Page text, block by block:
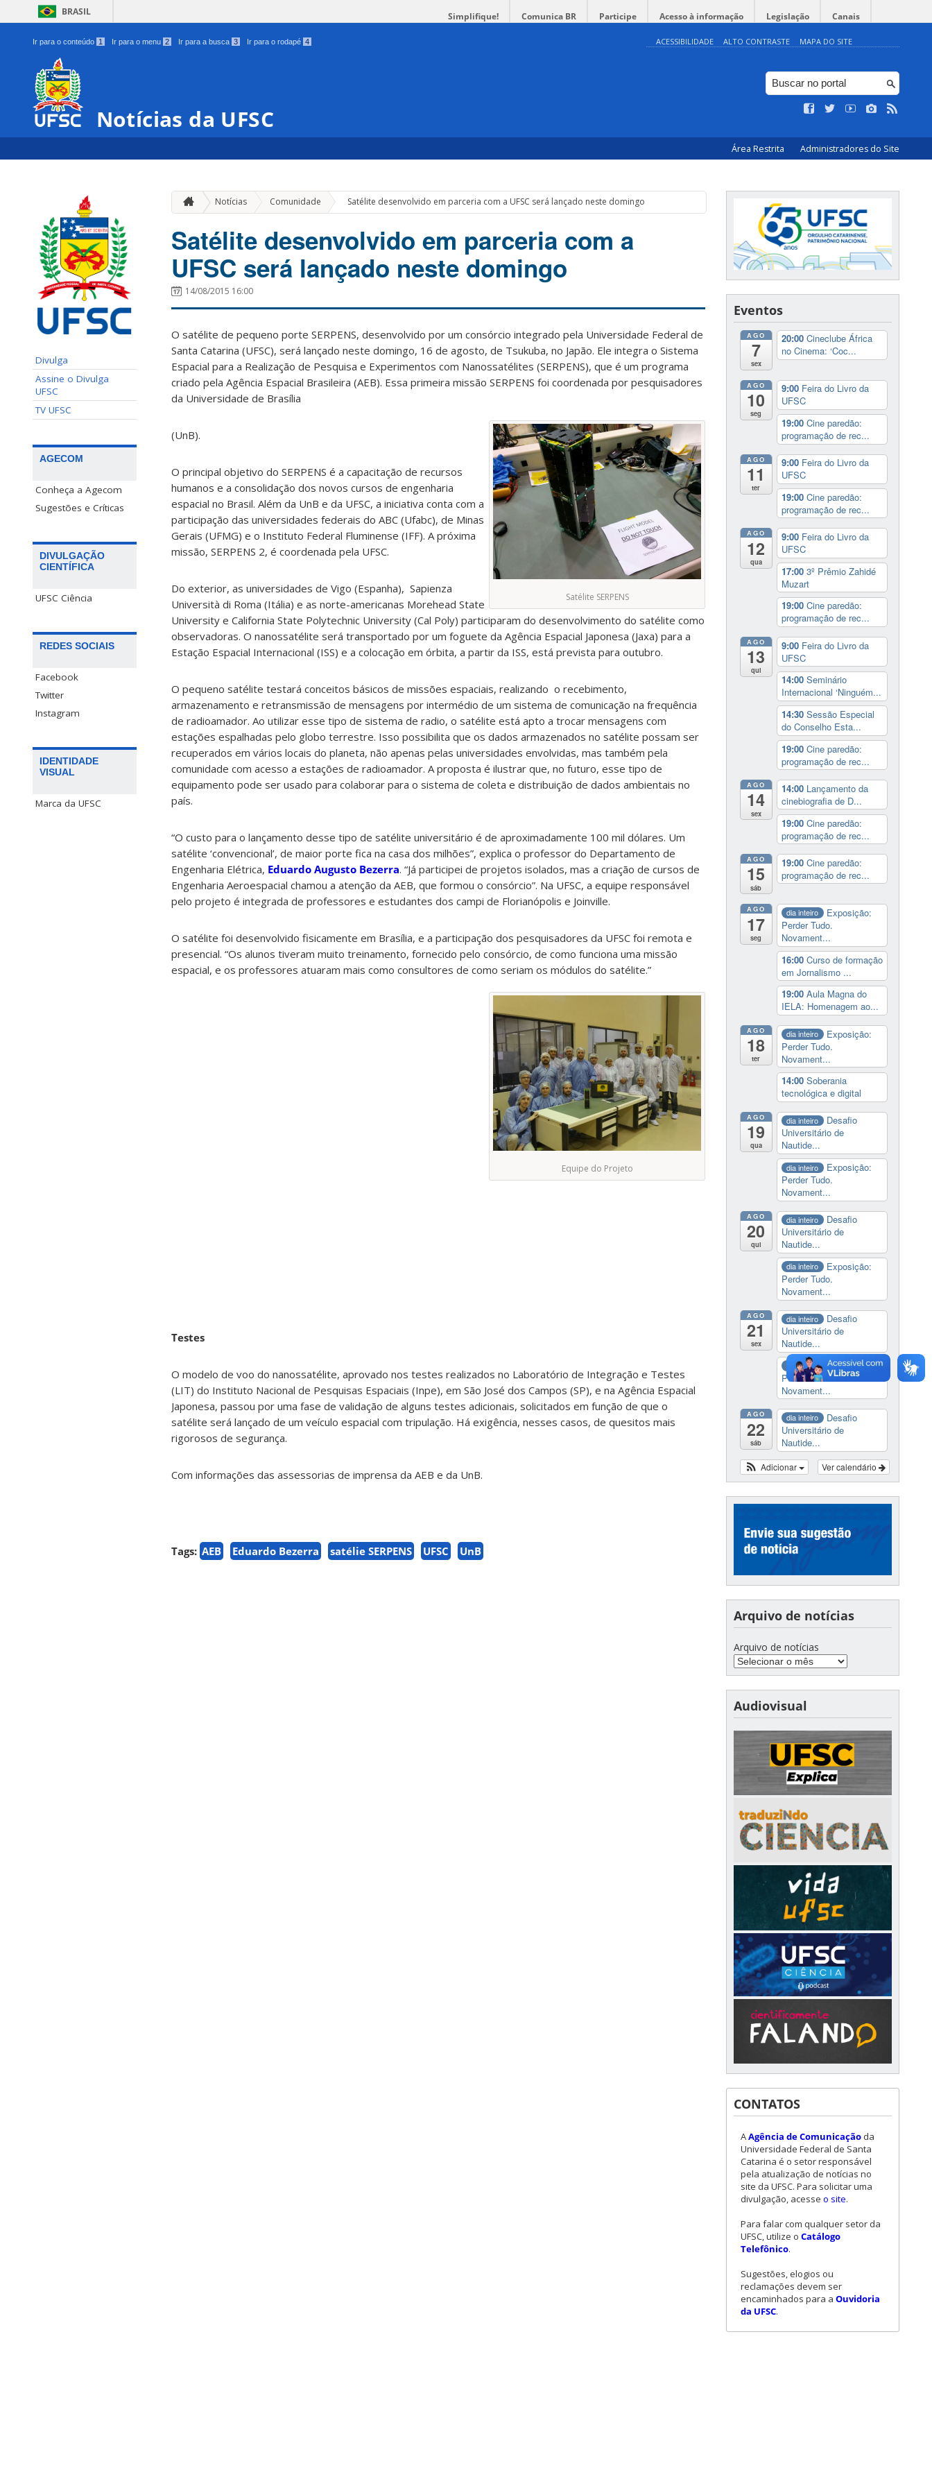
BRASIL Simplifique! Comunica BR Participe Acesso à informação Legislação Canais
Ir para o conteúdo 1 Ir para o menu 2 Ir para a busca 3 Ir para o rodapé 4 ACESSIBILIDADE ALTO CONTRASTE MAPA DO SITE
Notícias da UFSC
Área Restrita Administradores do Site
Divulga
Assine o Divulga
UFSC
TV UFSC
AGECOM
Conheça a Agecom
Sugestões e Críticas
DIVULGAÇÃO
CIENTÍFICA
UFSC Ciência
REDES SOCIAIS
Facebook
Twitter
Instagram
IDENTIDADE
VISUAL
Marca da UFSC
Notícias Comunidade » Satélite desenvolvido em parceria com a UFSC será lançado neste domingo
Satélite desenvolvido em parceria com a
UFSC será lançado neste domingo
14/08/2015 16:00
O satélite de pequeno porte SERPENS, desenvolvido por um consórcio integrado pela Universidade Federal de
Santa Catarina (UFSC), será lançado neste domingo, 16 de agosto, de Tsukuba, no Japão. Ele integra o Sistema
Espacial para a Realização de Pesquisa e Experimentos com Nanossatélites (SERPENS), que é um programa
criado pela Agência Espacial Brasileira (AEB). Essa primeira missão SERPENS foi coordenada por pesquisadores
da Universidade de Brasília
Satélite SERPENS
(UnB).
O principal objetivo do SERPENS é a capacitação de recursos
humanos e a consolidação dos novos cursos de engenharia
espacial no Brasil. Além da UnB e da UFSC, a iniciativa conta com a
participação das universidades federais do ABC (Ufabc), de Minas
Gerais (UFMG) e o Instituto Federal Fluminense (IFF). A próxima
missão, SERPENS 2, é coordenada pela UFSC.
Do exterior, as universidades de Vigo (Espanha), Sapienza
Università di Roma (Itália) e as norte-americanas Morehead State
University e California State Polytechnic University (Cal Poly) participaram do desenvolvimento do satélite como
observadoras. O nanossatélite será transportado por um foguete da Agência Espacial Japonesa (Jaxa) para a
Estação Espacial Internacional (ISS) e a colocação em órbita, a partir da ISS, está prevista para outubro.
O pequeno satélite testará conceitos básicos de missões espaciais, realizando o recebimento,
armazenamento e retransmissão de mensagens por intermédio de um sistema de comunicação na frequência
de radioamador. Ao utilizar esse tipo de sistema de radio, o satélite está apto a trocar mensagens com
estações espalhadas pelo globo terrestre. Isso possibilita que os dados armazenados no satélite possam ser
recuperados em vários locais do planeta, não apenas pelas universidades envolvidas, mas também pela
comunidade com acesso a estações de radioamador. A proposta é ilustrar que, no futuro, esse tipo de
equipamento pode ser usado para colaborar para o sistema de coleta e distribuição de dados ambientais no
país.
“O custo para o lançamento desse tipo de satélite universitário é de aproximadamente 100 mil dólares. Um
satélite ‘convencional’, de maior porte fica na casa dos milhões”, explica o professor do Departamento de
Engenharia Elétrica, Eduardo Augusto Bezerra. “Já participei de projetos isolados, mas a criação de cursos de
Engenharia Aeroespacial chamou a atenção da AEB, que formou o consórcio”. Na UFSC, a equipe responsável
pelo projeto é integrada de professores e estudantes dos campi de Florianópolis e Joinville.
O satélite foi desenvolvido fisicamente em Brasília, e a participação dos pesquisadores da UFSC foi remota e
presencial. “Os alunos tiveram muito treinamento, fornecido pelo consórcio, de como funciona uma missão
espacial, e os professores atuaram mais como consultores de como seriam os módulos do satélite.”
Equipe do Projeto
Testes
O modelo de voo do nanossatélite, aprovado nos testes realizados no Laboratório de Integração e Testes
(LIT) do Instituto Nacional de Pesquisas Espaciais (Inpe), em São José dos Campos (SP), e na Agência Espacial
Japonesa, passou por uma fase de validação de alguns testes adicionais, solicitados em função de que o
satélite será lançado de um veículo espacial com tripulação. Há exigência, nesses casos, de quesitos mais
rigorosos de segurança.
Com informações das assessorias de imprensa da AEB e da UnB.
Tags: AEB Eduardo Bezerra satélie SERPENS UFSC UnB
Eventos
AGO
7
sex
20:00 Cineclube África
no Cinema: ‘Coc...
AGO
10
seg
9:00 Feira do Livro da
UFSC
19:00 Cine paredão:
programação de rec...
AGO
11
ter
9:00 Feira do Livro da
UFSC
19:00 Cine paredão:
programação de rec...
AGO
12
qua
9:00 Feira do Livro da
UFSC
17:00 3º Prêmio Zahidé
Muzart
19:00 Cine paredão:
programação de rec...
AGO
13
qui
9:00 Feira do Livro da
UFSC
14:00 Seminário
Internacional ‘Ninguém...
14:30 Sessão Especial
do Conselho Esta...
19:00 Cine paredão:
programação de rec...
AGO
14
sex
14:00 Lançamento da
cinebiografia de D...
19:00 Cine paredão:
programação de rec...
AGO
15
sáb
19:00 Cine paredão:
programação de rec...
AGO
17
seg
dia inteiro
Exposição:
Perder Tudo.
Novament...
16:00 Curso de formação
em Jornalismo ...
19:00 Aula Magna do
IELA: Homenagem ao...
AGO
18
ter
dia inteiro
Exposição:
Perder Tudo.
Novament...
14:00 Soberania
tecnológica e digital
AGO
19
qua
dia inteiro
Desafio
Universitário de
Nautide...
dia inteiro
Exposição:
Perder Tudo.
Novament...
AGO
20
qui
dia inteiro
Desafio
Universitário de
Nautide...
dia inteiro
Exposição:
Perder Tudo.
Novament...
AGO
21
sex
dia inteiro
Desafio
Universitário de
Nautide...
dia inteiro
Exposição:
Perder Tudo.
Novament...
AGO
22
sáb
dia inteiro
Desafio
Universitário de
Nautide...
Ver calendário
Adicionar
Arquivo de notícias
Arquivo de notícias
Audiovisual
CONTATOS
AAgência de Comunicação da
Universidade Federal de Santa
Catarina é o setor responsável
pela atualização de notícias no
site da UFSC. Para solicitar uma
divulgação, acesse o site.
Para falar com qualquer setor da
UFSC, utilize o Catálogo
Telefônico.
Sugestões, elogios ou
reclamações devem ser
encaminhados para a Ouvidoria
da UFSC.